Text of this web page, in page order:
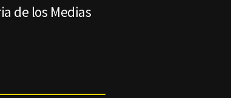
de los Medias